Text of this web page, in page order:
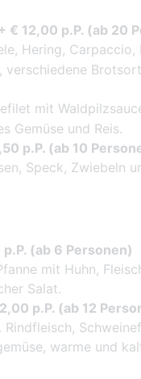
€ 12,00 p.P. (ab 20
Hering, Carpaccio,
mit
Gemüse und Reis.
p.P. (ab 10
Speck, Zwiebeln
(ab 6 Personen)
mit Huhn,
Salat.
p.P. (ab 12
warme und